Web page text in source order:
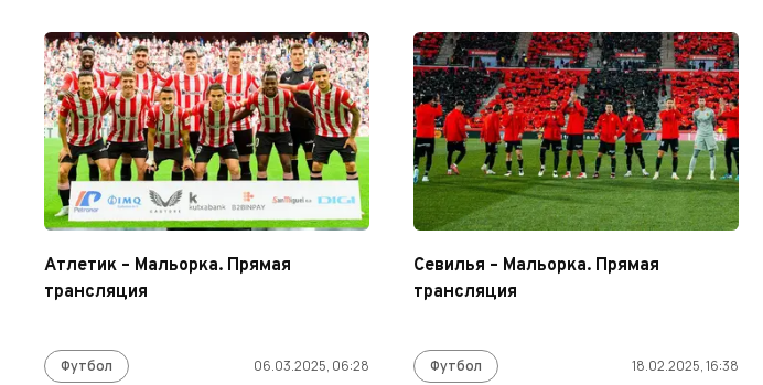
Атлетик – Мальорка. Прямая
трансляция
Футбол 06.03.2025, 06:28
Севилья – Мальорка. Прямая
трансляция
Футбол 18.02.2025, 16:38